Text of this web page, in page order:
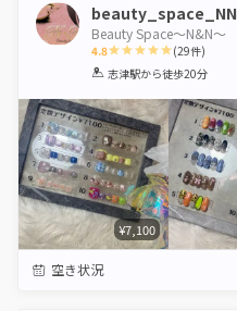
beauty_space_NN
Beauty Space〜N&N〜
4.8
1 2 3 4 5
(29件)
志津駅から徒歩20分
¥7,100
空き状況